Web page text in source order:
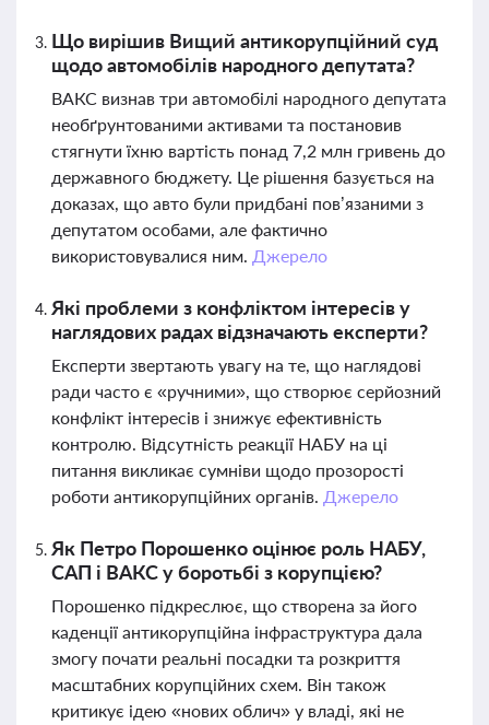
Що вирішив Вищий антикорупційний суд
щодо автомобілів народного депутата?
ВАКС визнав три автомобілі народного депутата
необґрунтованими активами та постановив
стягнути їхню вартість понад 7,2 млн гривень до
державного бюджету. Це рішення базується на
доказах, що авто були придбані пов’язаними з
депутатом особами, але фактично
використовувалися ним. Джерело
Які проблеми з конфліктом інтересів у
наглядових радах відзначають експерти?
Експерти звертають увагу на те, що наглядові
ради часто є «ручними», що створює серйозний
конфлікт інтересів і знижує ефективність
контролю. Відсутність реакції НАБУ на ці
питання викликає сумніви щодо прозорості
роботи антикорупційних органів. Джерело
Як Петро Порошенко оцінює роль НАБУ,
САП і ВАКС у боротьбі з корупцією?
Порошенко підкреслює, що створена за його
каденції антикорупційна інфраструктура дала
змогу почати реальні посадки та розкриття
масштабних корупційних схем. Він також
критикує ідею «нових облич» у владі, які не